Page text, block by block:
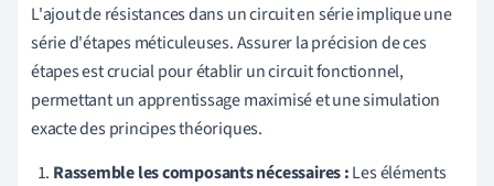
L'ajout de résistances dans un circuit en série implique une
série d'étapes méticuleuses. Assurer la précision de ces
étapes est crucial pour établir un circuit fonctionnel,
permettant un apprentissage maximisé et une simulation
exacte des principes théoriques.
Rassemble les composants nécessaires :Les éléments